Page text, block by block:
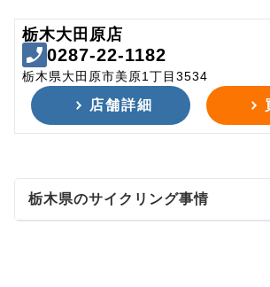
栃木大田原店
0287-22-1182
栃木県大田原市美原1丁目3534
店舗詳細
栃木県のサイクリング事情